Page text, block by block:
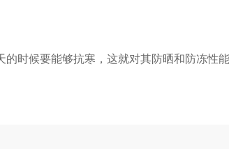
时候要能够抗寒，这就对其防晒和防冻性